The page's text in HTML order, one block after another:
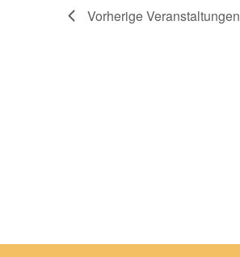
VorherigeVeranstaltungen